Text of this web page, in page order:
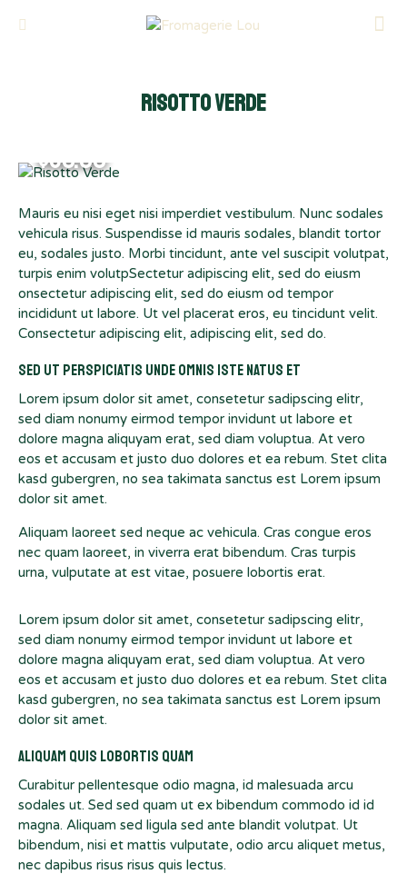
Risotto Verde
$60.00
Mauris eu nisi eget nisi imperdiet vestibulum. Nunc sodales
vehicula risus. Suspendisse id mauris sodales, blandit tortor
eu, sodales justo. Morbi tincidunt, ante vel suscipit volutpat,
turpis enim volutpSectetur adipiscing elit, sed do eiusm
onsectetur adipiscing elit, sed do eiusm od tempor
incididunt ut labore. Ut vel placerat eros, eu tincidunt velit.
Consectetur adipiscing elit, adipiscing elit, sed do.
Sed ut perspiciatis unde omnis iste natus et
Lorem ipsum dolor sit amet, consetetur sadipscing elitr,
sed diam nonumy eirmod tempor invidunt ut labore et
dolore magna aliquyam erat, sed diam voluptua. At vero
eos et accusam et justo duo dolores et ea rebum. Stet clita
kasd gubergren, no sea takimata sanctus est Lorem ipsum
dolor sit amet.
Aliquam laoreet sed neque ac vehicula. Cras congue eros
nec quam laoreet, in viverra erat bibendum. Cras turpis
urna, vulputate at est vitae, posuere lobortis erat.
Lorem ipsum dolor sit amet, consetetur sadipscing elitr,
sed diam nonumy eirmod tempor invidunt ut labore et
dolore magna aliquyam erat, sed diam voluptua. At vero
eos et accusam et justo duo dolores et ea rebum. Stet clita
kasd gubergren, no sea takimata sanctus est Lorem ipsum
dolor sit amet.
Aliquam quis lobortis quam
Curabitur pellentesque odio magna, id malesuada arcu
sodales ut. Sed sed quam ut ex bibendum commodo id id
magna. Aliquam sed ligula sed ante blandit volutpat. Ut
bibendum, nisi et mattis vulputate, odio arcu aliquet metus,
nec dapibus risus risus quis lectus.